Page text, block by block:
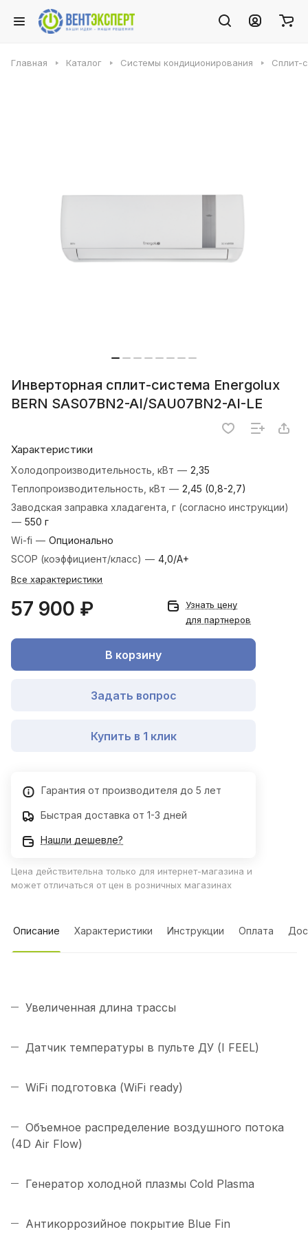
Главная Каталог Системы кондиционирования Сплит-
Инверторная сплит-система Energolux
BERN SAS07BN2-AI/SAU07BN2-AI-LE
Характеристики
Холодопроизводительность, кВт — 2,35
Теплопроизводительность, кВт — 2,45 (0,8-2,7)
Заводская заправка хладагента, г (согласно инструкции)
— 550 г
Wi-fi — Опционально
SCOP (коэффициент/класс) — 4,0/A+
Все характеристики
57 900 ₽
Узнать цену
для партнеров
В корзину
Задать вопрос
Купить в 1 клик
Гарантия от производителя до 5 лет
Быстрая доставка от 1-3 дней
Нашли дешевле?
Цена действительна только для интернет-магазина и
может отличаться от цен в розничных магазинах
Описание Характеристики Инструкции Оплата
Увеличенная длина трассы
Датчик температуры в пульте ДУ (I FEEL)
WiFi подготовка (WiFi ready)
Объемное распределение воздушного потока
(4D Air Flow)
Генератор холодной плазмы Cold Plasma
Антикоррозийное покрытие Blue Fin